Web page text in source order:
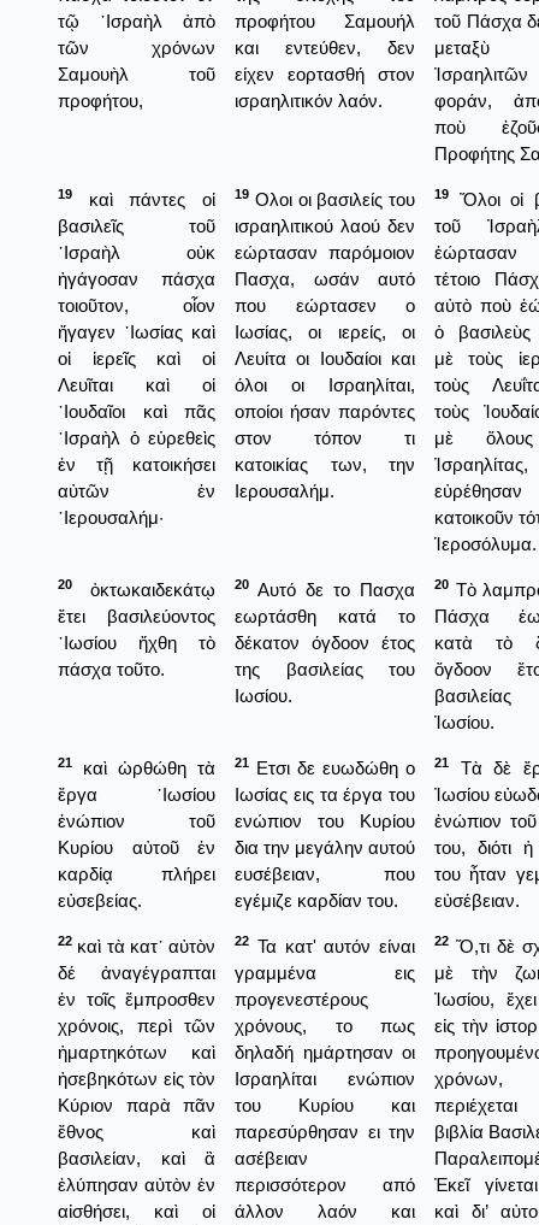
τῷ ᾿Ισραὴλ ἀπὸ
τῶν χρόνων
Σαμουὴλ τοῦ
προφήτου,
προφήτου Σαμουήλ
και εντεύθεν, δεν
είχεν εορτασθή στον
ισραηλιτικόν λαόν.
τοῦ Πάσχα
φοράν,
ποὺ
Προφήτης
19
καὶ πάντες οἱ
βασιλεῖς τοῦ
᾿Ισραὴλ οὐκ
ἠγάγοσαν πάσχα
τοιοῦτον, οἷον
ἤγαγεν ᾿Ιωσίας καὶ
οἱ ἱερεῖς καὶ οἱ
Λευῖται καὶ οἱ
᾿Ιουδαῖοι καὶ πᾶς
᾿Ισραὴλ ὁ εὑρεθεὶς
ἐν τῇ κατοικήσει
αὐτῶν ἐν
῾Ιερουσαλήμ·
19 Ολοι οι βασιλείς του
ισραηλιτικού λαού δεν
εώρτασαν παρόμοιον
Πασχα, ωσάν αυτό
που εώρτασεν ο
Ιωσίας, οι ιερείς, οι
Λευίτα οι Ιουδαίοι και
όλοι οι Ισραηλίται,
οποίοι ήσαν παρόντες
στον τόπον τι
κατοικίας των, την
Ιερουσαλήμ.
19
Ὅλοι οἰ
τοῦ
τέτοιο
αὐτὸ ποὺ
ὁ βασιλεὺς
μὲ τοὺς
τοὺς
τοὺς
μὲ
κατοικοῦν
Ἱεροσόλυμα.
20
ὀκτωκαιδεκάτῳ
ἔτει βασιλεύοντος
᾿Ιωσίου ἤχθη τὸ
πάσχα τοῦτο.
20 Αυτό δε το Πασχα
εωρτάσθη κατά το
δέκατον όγδοον έτος
της βασιλείας του
Ιωσίου.
20 Τὸ
Πάσχα
κατὰ τὸ
ὄγδοον
Ἰωσίου.
21
καὶ ὠρθώθη τὰ
ἔργα ᾿Ιωσίου
ἐνώπιον τοῦ
Κυρίου αὐτοῦ ἐν
καρδίᾳ πλήρει
εὐσεβείας.
21 Ετσι δε ευωδώθη ο
Ιωσίας εις τα έργα του
ενώπιον του Κυρίου
δια την μεγάλην αυτού
ευσέβειαν, που
εγέμιζε καρδίαν του.
21
Τὰ δὲ
Ἰωσίου
ἐνώπιον
του, διότι
του ἦταν
εὐσέβειαν.
22 καὶ τὰ κατ᾿ αὐτὸν
δέ ἀναγέγραπται
ἐν τοῖς ἔμπροσθεν
χρόνοις, περὶ τῶν
ἡμαρτηκότων καὶ
ἠσεβηκότων εἰς τὸν
Κύριον παρὰ πᾶν
ἔθνος καὶ
βασιλείαν, καὶ ἃ
ἐλύπησαν αὐτὸν ἐν
αἰσθήσει, καὶ οἱ
22 Τα κατ' αυτόν είναι
γραμμένα εις
προγενεστέρους
χρόνους, το πως
δηλαδή ημάρτησαν οι
Ισραηλίται ενώπιον
του Κυρίου και
παρεσύρθησαν ει την
ασέβειαν
περισσότερον από
άλλον λαόν και
22 Ὅ,τι δὲ
μὲ τὴν
Ἰωσίου,
εἰς τὴν
βιβλία
Ἐκεῖ
καὶ δι’